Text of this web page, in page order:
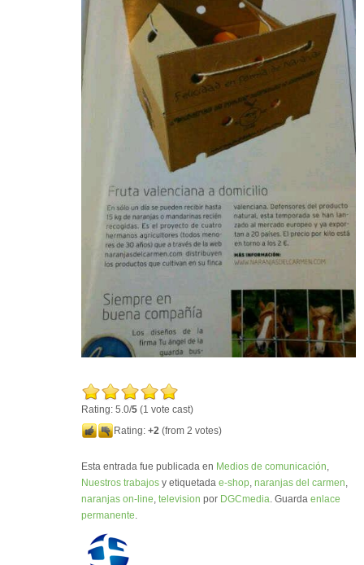
Rating: 5.0/5 (1 vote cast)
Rating: +2 (from 2 votes)
Esta entrada fue publicada en Medios de comunicación,
Nuestros trabajos y etiquetada e-shop, naranjas del carmen,
naranjas on-line, television por DGCmedia. Guarda enlace
permanente.